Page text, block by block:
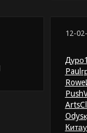
12-
Дуро
Paul
Rowe
Push
Arts
Odys
Кита